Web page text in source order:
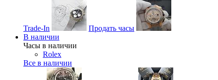
Trade-In
Продать часы
В наличии
Часы в наличии
Rolex
Все в наличии